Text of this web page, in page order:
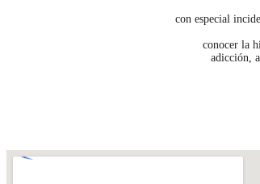
con especial
conocer la
adicción,